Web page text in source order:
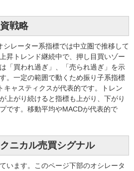
戦略
レーター系指標では中立圏で推移して
昇トレンド継続中で、押し目買いゾー
「買われ過ぎ」、「売られ過ぎ」を示
。一定の範囲で動くため振り子系指標
キャスティクスが代表的です。トレン
上がり続けると指標も上がり、下がり
です。移動平均やMACDが代表的で
ニカル売買シグナル
います。このページ下部のオシレータ